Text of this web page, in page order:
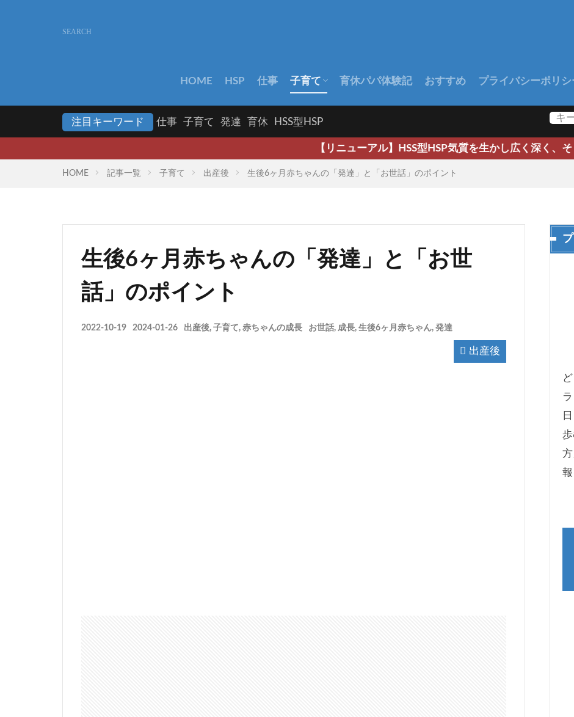
HOME HSP 仕事 子育て 育休パパ体験記 おすすめ プライバシーポリ
注目キーワード 仕事 子育て 発達 育休 HSS型HSP
【リニューアル】HSS型HSP気質を生かし広く深く、そして共感し
HOME 記事一覧 子育て 出産後 生後6ヶ月赤ちゃんの「発達」と「お世話」のポイント
生後6ヶ月赤ちゃんの「発達」と「お世
話」のポイント
2022-10-19 2024-01-26 出産後, 子育て, 赤ちゃんの成長 お世話, 成長, 生後6ヶ月赤ちゃん, 発達
出産後
報